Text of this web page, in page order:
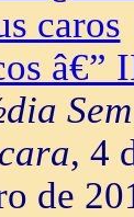
caros
â€”
Sem
, 4
de